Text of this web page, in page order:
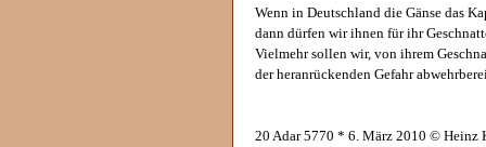
Wenn in Deutschland die Gänse das
dann dürfen wir ihnen für ihr
Vielmehr sollen wir, von ihrem
der heranrückenden Gefahr
20 Adar 5770 * 6. März 2010 © Heinz